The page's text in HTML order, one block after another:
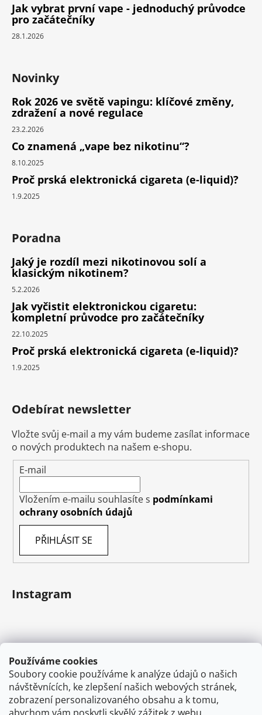
Používáme cookies
Soubory cookie používáme k analýze údajů o našich
návštěvnících, ke zlepšení našich webových stránek,
zobrazení personalizovaného obsahu a k tomu,
Jak vybrat první vape - jednoduchý průvodce
pro začátečníky
28.1.2026
Novinky
Rok 2026 ve světě vapingu: klíčové změny,
zdražení a nové regulace
23.2.2026
Co znamená „vape bez nikotinu“?
8.10.2025
Proč prská elektronická cigareta (e-liquid)?
1.9.2025
Poradna
Jaký je rozdíl mezi nikotinovou solí a
klasickým nikotinem?
5.2.2026
Jak vyčistit elektronickou cigaretu:
kompletní průvodce pro začátečníky
22.10.2025
Proč prská elektronická cigareta (e-liquid)?
1.9.2025
Odebírat newsletter
Vložte svůj e-mail a my vám budeme zasílat informace
o nových produktech na našem e-shopu.
E-mail
Vložením e-mailu souhlasíte s podmínkami
ochrany osobních údajů
PŘIHLÁSIT SE
Instagram